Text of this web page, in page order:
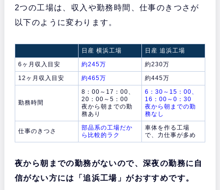
2つの工場は、収入や勤務時間、仕事のきつさが
以下のように変わります。
日産 横浜工場
日産 追浜工場
6ヶ月収入目安
約245万
約230万
12ヶ月収入目安
約465万 約445万
勤務時間
8：00～17：00、
20：00～5：00
夜から朝までの勤
務あり
6：30～15：00、
16：00～0：30
夜から朝までの勤
務なし
仕事のきつさ
部品系の工場だか
ら比較的ラク
車体を作る工場
で、力仕事が多め
夜から朝までの勤務がないので、深夜の勤務に自
信がない方には「追浜工場」がおすすめです。